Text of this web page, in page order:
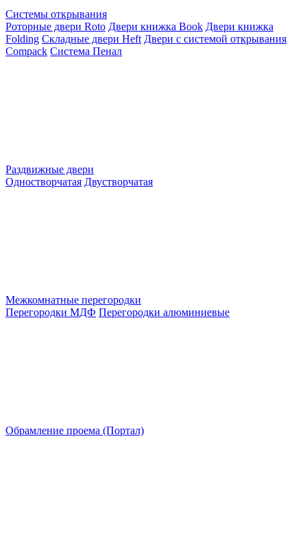
Системы открывания
Роторные двери Roto Двери книжка Book Двери книжка
Folding Складные двери Heft Двери с системой открывания
Compack Система Пенал
Раздвижные двери
Одностворчатая Двустворчатая
Межкомнатные перегородки
Перегородки МДФ Перегородки алюминиевые
Обрамление проема (Портал)